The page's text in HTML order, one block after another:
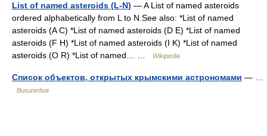
List of named asteroids (L-N) — A List of named asteroids
ordered alphabetically from L to N.See also: *List of named
asteroids (A C) *List of named asteroids (D E) *List of named
asteroids (F H) *List of named asteroids (I K) *List of named
asteroids (O R) *List of named… …
Wikipedia
Список объектов, открытых крымскими астрономами — …
Википедия